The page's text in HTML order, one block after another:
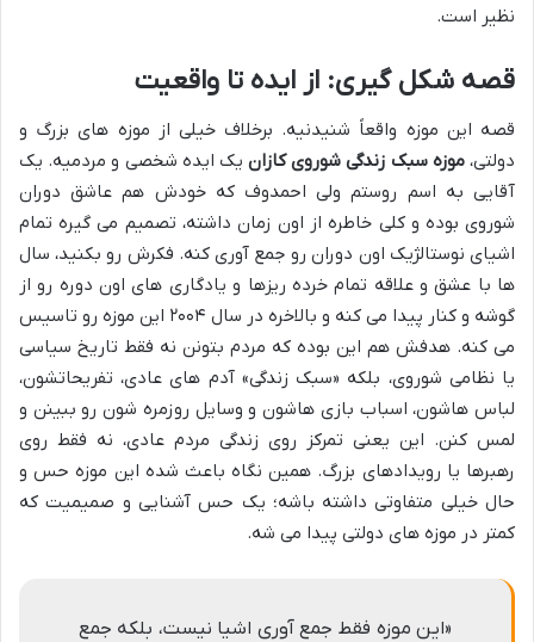
نظیر است.
قصه شکل گیری: از ایده تا واقعیت
قصه این موزه واقعاً شنیدنیه. برخلاف خیلی از موزه های بزرگ و
دولتی،موزه سبک زندگی شوروی کازانیک ایده شخصی و مردمیه. یک
آقایی به اسم روستم ولی احمدوف که خودش هم عاشق دوران
شوروی بوده و کلی خاطره از اون زمان داشته، تصمیم می گیره تمام
اشیای نوستالژیک اون دوران رو جمع آوری کنه. فکرش رو بکنید، سال
ها با عشق و علاقه تمام خرده ریزها و یادگاری های اون دوره رو از
گوشه و کنار پیدا می کنه و بالاخره در سال ۲۰۰۴ این موزه رو تاسیس
می کنه. هدفش هم این بوده که مردم بتونن نه فقط تاریخ سیاسی
یا نظامی شوروی، بلکه «سبک زندگی» آدم های عادی، تفریحاتشون،
لباس هاشون، اسباب بازی هاشون و وسایل روزمره شون رو ببینن و
لمس کنن. این یعنی تمرکز روی زندگی مردم عادی، نه فقط روی
رهبرها یا رویدادهای بزرگ. همین نگاه باعث شده این موزه حس و
حال خیلی متفاوتی داشته باشه؛ یک حس آشنایی و صمیمیت که
کمتر در موزه های دولتی پیدا می شه.
«این موزه فقط جمع آوری اشیا نیست، بلکه جمع